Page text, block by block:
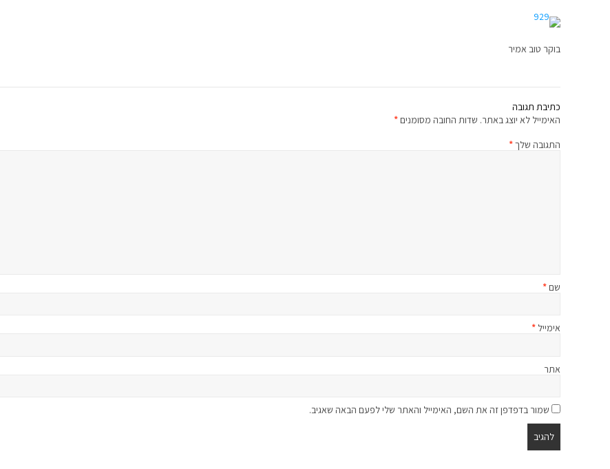
בוקר טוב אמיר
כתיבת תגובה
האימייל לא יוצג באתר. שדות החובה מסומנים*
התגובה שלך*
שם*
אימייל *
אתר
שמור בדפדפן זה את השם, האימייל והאתר שלי לפעם הבאה שאגיב.